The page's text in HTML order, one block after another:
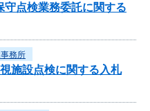
点検業務委託に関する
務所
施設点検に関する入札